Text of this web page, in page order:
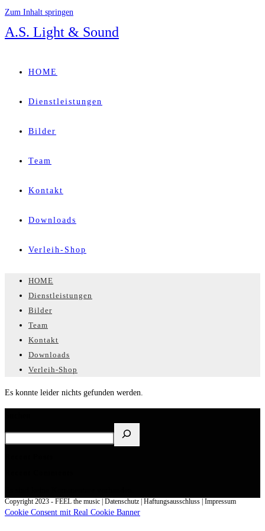
Zum Inhalt springen
A.S. Light & Sound
HOME
Dienstleistungen
Bilder
Team
Kontakt
Downloads
Verleih-Shop
HOME
Dienstleistungen
Bilder
Team
Kontakt
Downloads
Verleih-Shop
Es konnte leider nichts gefunden werden.
Copyright 2023 - FEEL the music | Datenschutz | Haftungsausschluss | Impressum
Cookie Consent mit Real Cookie Banner